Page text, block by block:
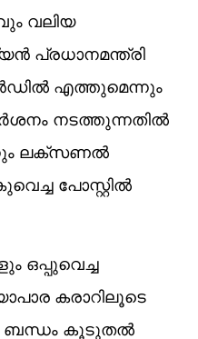
വലിയ
പ്രധാനമന്ത്രി
എത്തുമെന്നും
നടത്തുന്നതില്‍
ലക്‌സണല്‍
പോസ്റ്റില്‍
ഒപ്പുവെച്ച
കരാറിലൂടെ
ബന്ധം കൂടുതല്‍